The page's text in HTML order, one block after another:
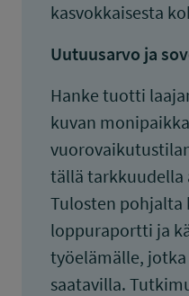
kasvokkaisesta
Uutuusarvo ja
Hanke tuotti
kuvan
tällä
Tulosten
loppuraportti ja
työelämälle,
saatavilla.